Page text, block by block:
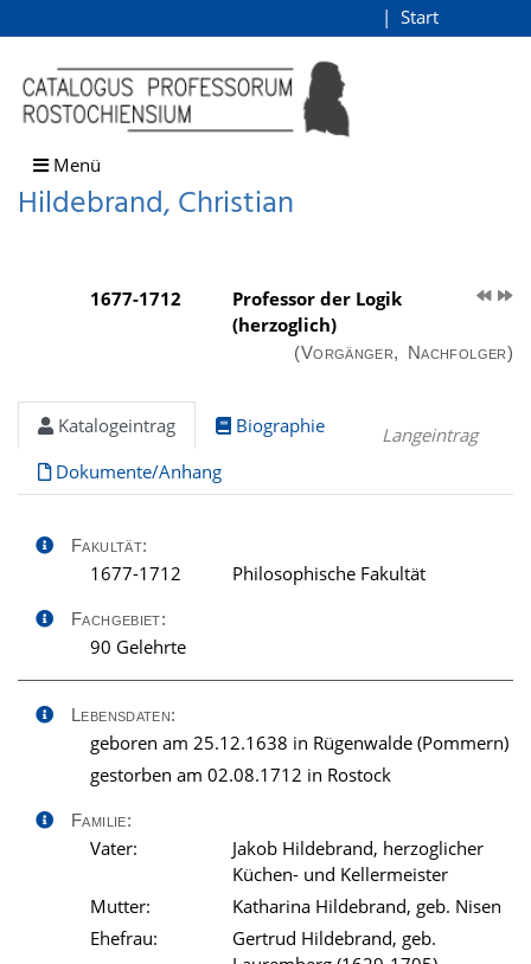
Hildebrand, Christian
direkt zum Inhalt
Start
Menü
Hildebrand, Christian
1677-1712
Professor der Logik
(herzoglich)
(Vorgänger, Nachfolger)
Katalogeintrag
Biographie
Dokumente/Anhang
Langeintrag
Fakultät:
1677-1712 Philosophische Fakultät
Fachgebiet:
90 Gelehrte
Lebensdaten:
geboren am 25.12.1638 in Rügenwalde (Pommern)
gestorben am 02.08.1712 in Rostock
Familie:
Vater:
Jakob Hildebrand, herzoglicher
Küchen- und Kellermeister
Mutter:
Katharina Hildebrand, geb. Nisen
Ehefrau:
Gertrud Hildebrand, geb.